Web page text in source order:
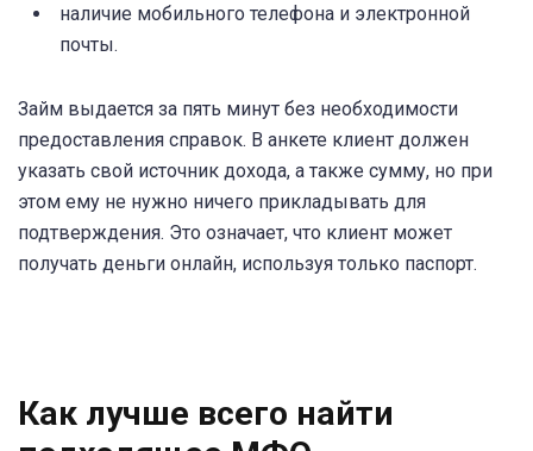
наличие мобильного телефона и электронной
почты.
Займ выдается за пять минут без необходимости
предоставления справок. В анкете клиент должен
указать свой источник дохода, а также сумму, но при
этом ему не нужно ничего прикладывать для
подтверждения. Это означает, что клиент может
получать деньги онлайн, используя только паспорт.
Как лучше всего найти